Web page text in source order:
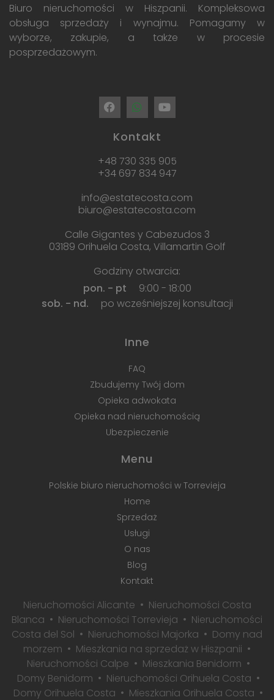
Biuro nieruchomości w Hiszpanii. Kompleksowa
obsługa sprzedaży i wynajmu. Pomagamy w
wyborze, zakupie, a także w procesie
posprzedażowym.
Kontakt
+48 730 335 905
+34 697 834 947
info@estatecosta.com
biuro@estatecosta.com
Calle Gigantes y Cabezudos 3
03189 Orihuela Costa, Villamartin Golf
Godziny otwarcia:
pon. - pt
9:00 - 18:00
sob. - nd.
po wcześniejszej konsultacji
Inne
FAQ
Zbudujemy Twój dom
Opieka adwokata
Opieka nad nieruchomością
Ubezpieczenie
Menu
Polskie biuro nieruchomości w Torrevieja
Home
Sprzedaż
Usługi
O nas
Blog
Kontakt
Nieruchomości Alicante
Nieruchomości Costa
Blanca
Nieruchomości Torrevieja
Nieruchomości
Costa del Sol
Nieruchomości Majorka
Domy nad
morzem
Mieszkania na sprzedaż w Hiszpanii
Nieruchomości Calpe
Mieszkania Benidorm
Domy Benidorm
Nieruchomości Orihuela Costa
Domy Orihuela Costa
Mieszkania Orihuela Costa